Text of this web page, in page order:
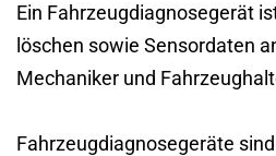
Ein Fahrzeugdiagnosegerät
löschen sowie Sensordaten
Mechaniker und
Fahrzeugdiagnosegeräte